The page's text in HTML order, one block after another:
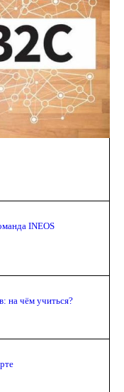
INEOS
на чём учиться?